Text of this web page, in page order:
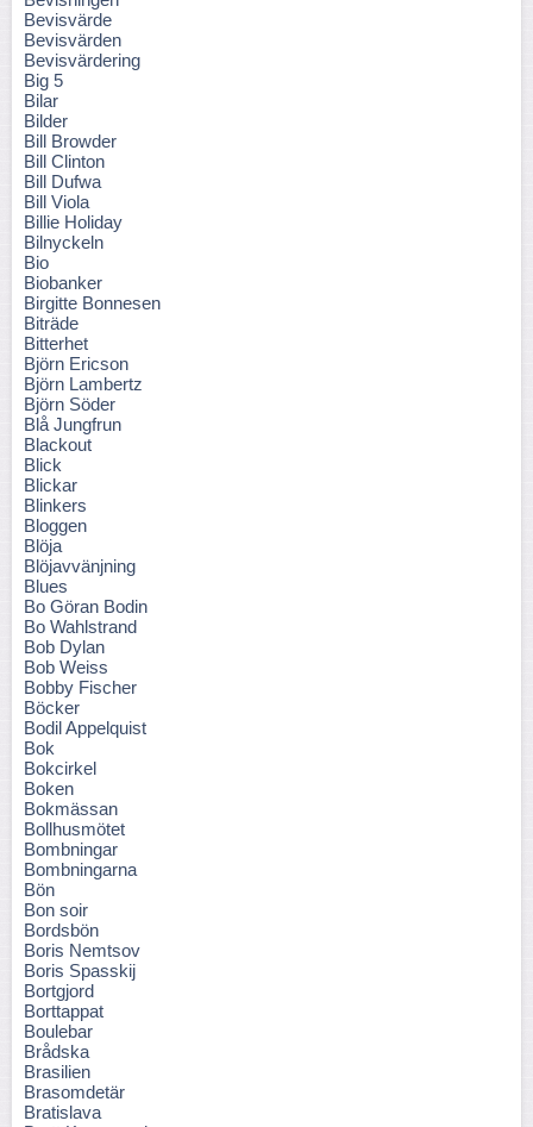
Bevisvärde
Bevisvärden
Bevisvärdering
Big 5
Bilar
Bilder
Bill Browder
Bill Clinton
Bill Dufwa
Bill Viola
Billie Holiday
Bilnyckeln
Bio
Biobanker
Birgitte Bonnesen
Biträde
Bitterhet
Björn Ericson
Björn Lambertz
Björn Söder
Blå Jungfrun
Blackout
Blick
Blickar
Blinkers
Bloggen
Blöja
Blöjavvänjning
Blues
Bo Göran Bodin
Bo Wahlstrand
Bob Dylan
Bob Weiss
Bobby Fischer
Böcker
Bodil Appelquist
Bok
Bokcirkel
Boken
Bokmässan
Bollhusmötet
Bombningar
Bombningarna
Bön
Bon soir
Bordsbön
Boris Nemtsov
Boris Spasskij
Bortgjord
Borttappat
Boulebar
Brådska
Brasilien
Brasomdetär
Bratislava